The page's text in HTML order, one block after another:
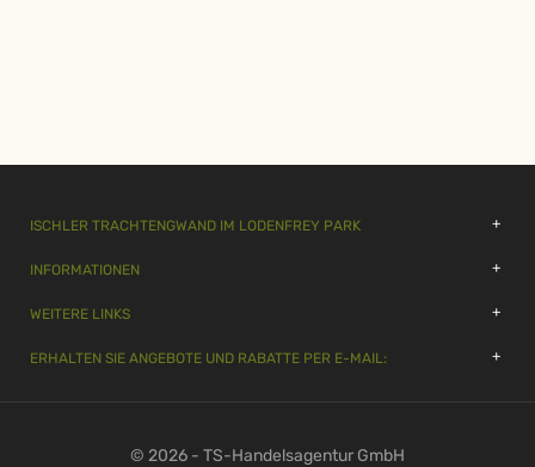
ISCHLER TRACHTENGWAND IM LODENFREY PARK
INFORMATIONEN
WEITERE LINKS
ERHALTEN SIE ANGEBOTE UND RABATTE PER E-MAIL:
© 2026 - TS-Handelsagentur GmbH